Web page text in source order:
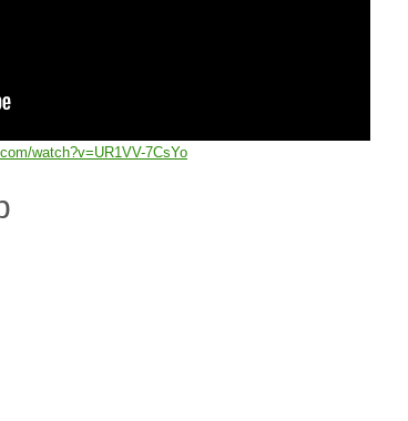
watch?v=UR1VV-7CsYo